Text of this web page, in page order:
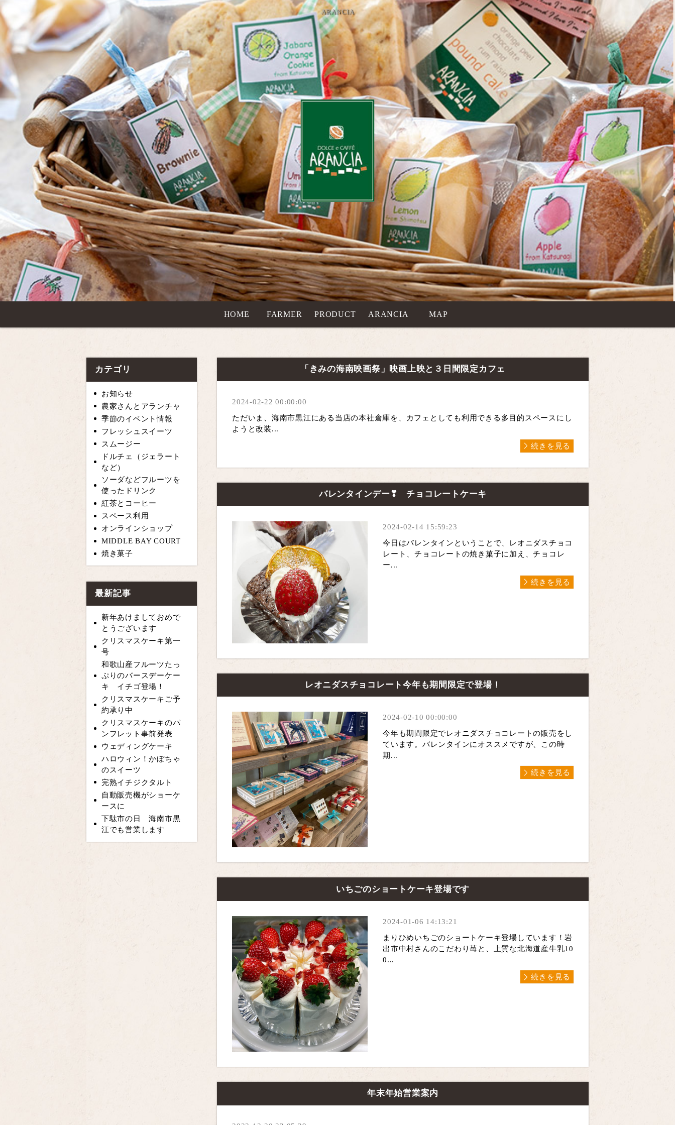
ARANCIA
HOME FARMER PRODUCT ARANCIA MAP
カテゴリ
お知らせ
農家さんとアランチャ
季節のイベント情報
フレッシュスイーツ
スムージー
ドルチェ（ジェラート
など）
ソーダなどフルーツを
使ったドリンク
紅茶とコーヒー
スペース利用
オンラインショップ
MIDDLE BAY COURT
焼き菓子
最新記事
新年あけましておめで
とうございます
クリスマスケーキ第一
号
和歌山産フルーツたっ
ぷりのバースデーケー
キ イチゴ登場！
クリスマスケーキご予
約承り中
クリスマスケーキのパ
ンフレット事前発表
ウェディングケーキ
ハロウィン！かぼちゃ
のスイーツ
完熟イチジクタルト
自動販売機がショーケ
ースに
下駄市の日 海南市黒
江でも営業します
「きみの海南映画祭」映画上映と３日間限定カフェ
2024-02-22 00:00:00
ただいま、海南市黒江にある当店の本社倉庫を、カフェとしても利用できる多目的スペースにし
ようと改装...
続きを見る
バレンタインデー❣ チョコレートケーキ
2024-02-14 15:59:23
今日はバレンタインということで、レオニダスチョコ
レート、チョコレートの焼き菓子に加え、チョコレ
ー...
続きを見る
レオニダスチョコレート今年も期間限定で登場！
2024-02-10 00:00:00
今年も期間限定でレオニダスチョコレートの販売をし
ています。バレンタインにオススメですが、この時
期...
続きを見る
いちごのショートケーキ登場です
2024-01-06 14:13:21
まりひめいちごのショートケーキ登場しています！岩
出市中村さんのこだわり苺と、上質な北海道産牛乳10
0...
続きを見る
年末年始営業案内